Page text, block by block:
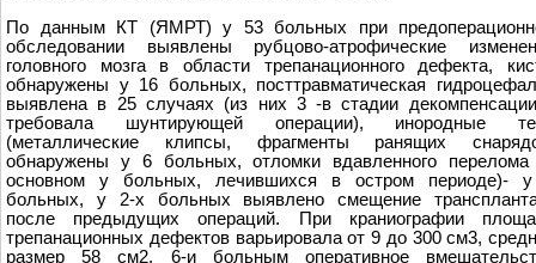
По данным КТ (ЯМРТ) у 53 больных при
обследовании выявлены рубцово-атрофические
головного мозга в области трепанационного дефекта,
обнаружены у 16 больных, посттравматическая
выявлена в 25 случаях (из них 3 -в стадии
требовала шунтирующей операции), инородные
(металлические клипсы, фрагменты ранящих
обнаружены у 6 больных, отломки вдавленного
основном у больных, лечившихся в остром периоде)-
больных, у 2-х больных выявлено смещение
после предыдущих операций. При краниографии
трепанационных дефектов варьировала от 9 до 300 см3,
размер 58 см2. 6-и больным оперативное